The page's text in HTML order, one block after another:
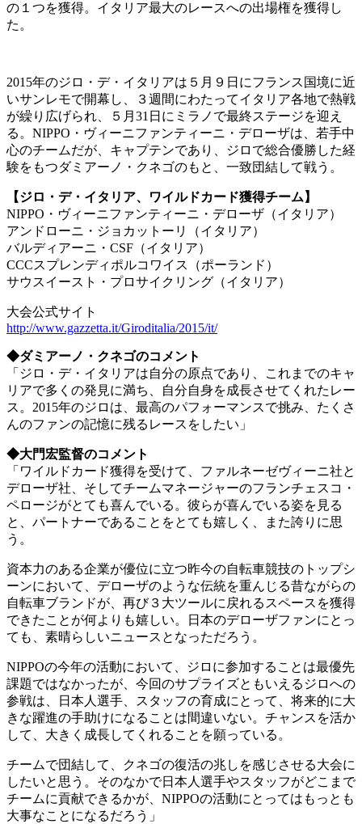
の１つを獲得。イタリア最大のレースへの出場権を獲得し
た。
2015年のジロ・デ・イタリアは５月９日にフランス国境に近
いサンレモで開幕し、３週間にわたってイタリア各地で熱戦
が繰り広げられ、５月31日にミラノで最終ステージを迎え
る。NIPPO・ヴィーニファンティーニ・デローザは、若手中
心のチームだが、キャプテンであり、ジロで総合優勝した経
験をもつダミアーノ・クネゴのもと、一致団結して戦う。
【ジロ・デ・イタリア、ワイルドカード獲得チーム】
NIPPO・ヴィーニファンティーニ・デローザ（イタリア）
アンドローニ・ジョカットーリ（イタリア）
バルディアーニ・CSF（イタリア）
CCCスプレンディポルコワイス（ポーランド）
サウスイースト・プロサイクリング（イタリア）
大会公式サイト
http://www.gazzetta.it/Giroditalia/2015/it/
◆ダミアーノ・クネゴのコメント
「ジロ・デ・イタリアは自分の原点であり、これまでのキャ
リアで多くの発見に満ち、自分自身を成長させてくれたレー
ス。2015年のジロは、最高のパフォーマンスで挑み、たくさ
んのファンの記憶に残るレースをしたい」
◆大門宏監督のコメント
「ワイルドカード獲得を受けて、ファルネーゼヴィーニ社と
デローザ社、そしてチームマネージャーのフランチェスコ・
ペロージがとても喜んでいる。彼らが喜んでいる姿を見る
と、パートナーであることをとても嬉しく、また誇りに思
う。
資本力のある企業が優位に立つ昨今の自転車競技のトップシ
ーンにおいて、デローザのような伝統を重んじる昔ながらの
自転車ブランドが、再び３大ツールに戻れるスペースを獲得
できたことが何よりも嬉しい。日本のデローザファンにとっ
ても、素晴らしいニュースとなっただろう。
NIPPOの今年の活動において、ジロに参加することは最優先
課題ではなかったが、今回のサプライズともいえるジロへの
参戦は、日本人選手、スタッフの育成にとって、将来的に大
きな躍進の手助けになることは間違いない。チャンスを活か
して、大きく成長してくれることを願っている。
チームで団結して、クネゴの復活の兆しを感じさせる大会に
したいと思う。そのなかで日本人選手やスタッフがどこまで
チームに貢献できるかが、NIPPOの活動にとってはもっとも
大事なことになるだろう」